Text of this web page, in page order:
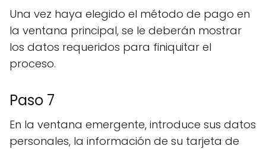
Una vez haya elegido el método de pago en
la ventana principal, se le deberán mostrar
los datos requeridos para finiquitar el
proceso.
Paso 7
En la ventana emergente, introduce sus datos
personales, la información de su tarjeta de